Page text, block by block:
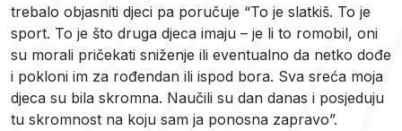
trebalo objasniti djeci pa poručuje “To je slatkiš. To je
sport. To je što druga djeca imaju – je li to romobil, oni
su morali pričekati sniženje ili eventualno da netko dođe
i pokloni im za rođendan ili ispod bora. Sva sreća moja
djeca su bila skromna. Naučili su dan danas i posjeduju
tu skromnost na koju sam ja ponosna zapravo”.